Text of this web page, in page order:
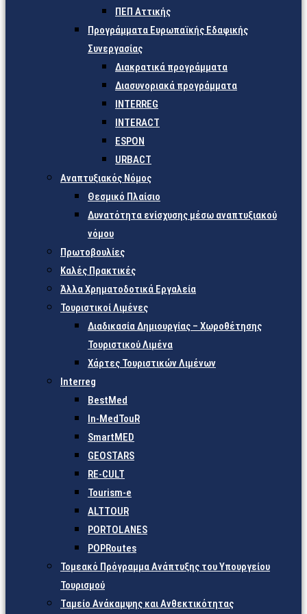
ΠΕΠ Αττικής
Προγράμματα Ευρωπαϊκής Εδαφικής
Συνεργασίας
Διακρατικά προγράμματα
Διασυνοριακά προγράμματα
INTERREG
INTERACT
ESPON
URBACT
Αναπτυξιακός Νόμος
Θεσμικό Πλαίσιο
Δυνατότητα ενίσχυσης μέσω αναπτυξιακού
νόμου
Πρωτοβουλίες
Καλές Πρακτικές
Άλλα Χρηματοδοτικά Εργαλεία
Τουριστικοί Λιμένες
Διαδικασία Δημιουργίας – Χωροθέτησης
Τουριστικού Λιμένα
Χάρτες Τουριστικών Λιμένων
Interreg
BestMed
In-MedTouR
SmartMED
GEOSTARS
RE-CULT
Tourism-e
ALTTOUR
PORTOLANES
POPRoutes
Τομεακό Πρόγραμμα Ανάπτυξης του Υπουργείου
Τουρισμού
Ταμείο Ανάκαμψης και Ανθεκτικότητας